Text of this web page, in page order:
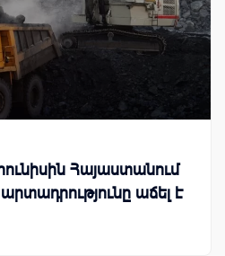
Հայաստանում
աճել է